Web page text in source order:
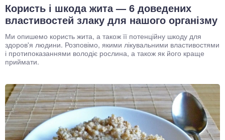
Користь і шкода жита — 6 доведених
властивостей злаку для нашого організму
Ми опишемо користь жита, а також її потенційну шкоду для
здоров'я людини. Розповімо, якими лікувальними властивостями
і протипоказаннями володіє рослина, а також як його краще
приймати.